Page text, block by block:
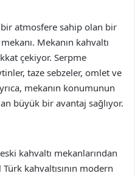
bir atmosfere sahip olan bir
Mekanın kahvaltı
çekiyor. Serpme
taze sebzeler, omlet ve
mekanın konumunun
büyük bir avantaj sağlıyor.
kahvaltı mekanlarından
kahvaltısının modern